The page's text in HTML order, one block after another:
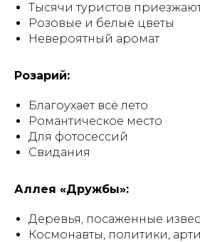
Тысячи туристов
Розовые и белые цветы
Невероятный аромат
Розарий:
Благоухает всё лето
Романтическое место
Для фотосессий
Свидания
Аллея «Дружбы»:
Деревья, посаженные
Космонавты, политики,